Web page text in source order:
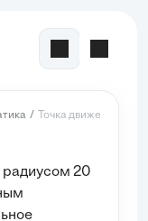
Точка движется по
радиусом 20